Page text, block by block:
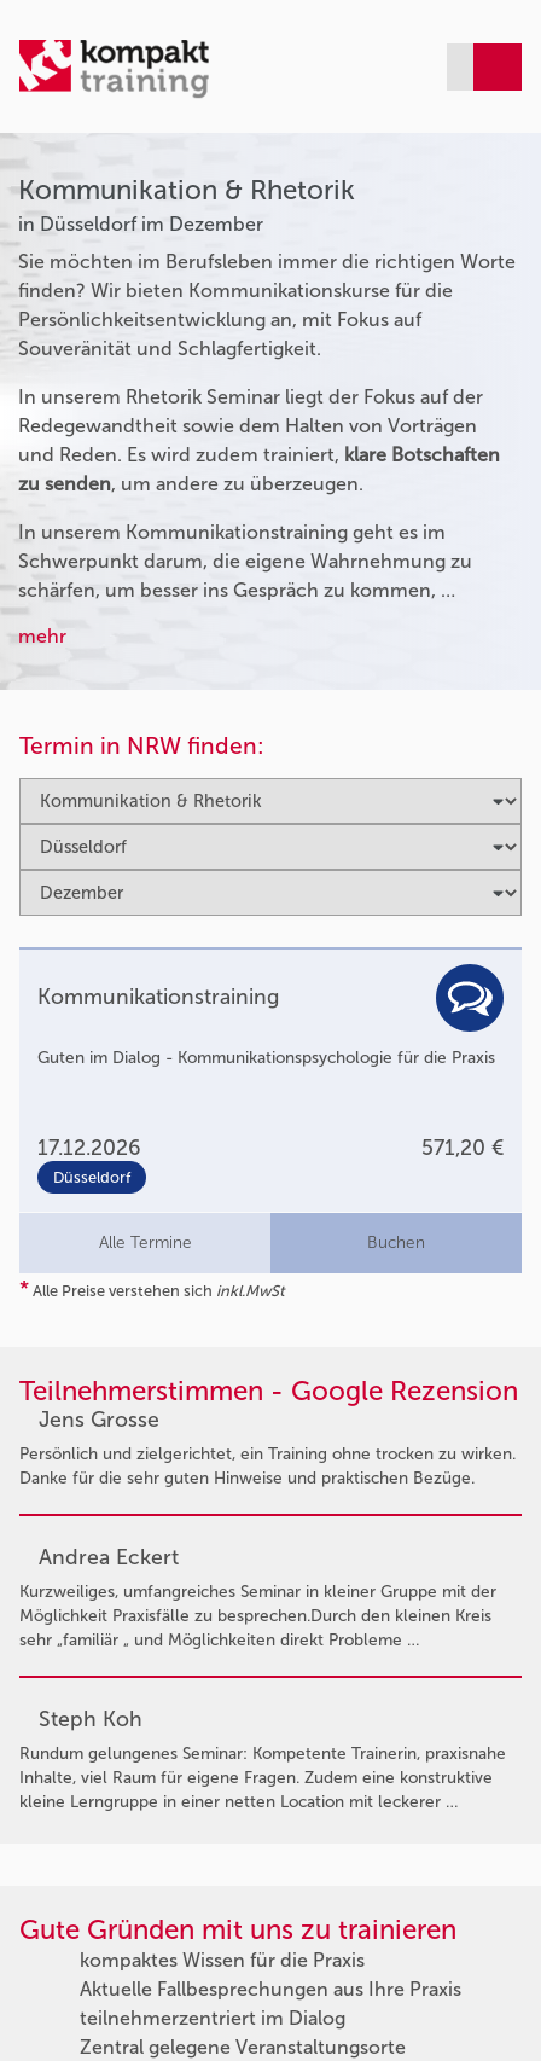
Kommunikation & Rhetorik
in Düsseldorf im Dezember
Sie möchten im Berufsleben immer die richtigen Worte
finden? Wir bieten Kommunikationskurse für die
Persönlichkeitsentwicklung an, mit Fokus auf
Souveränität und Schlagfertigkeit.
In unserem Rhetorik Seminar liegt der Fokus auf der
Redegewandtheit sowie dem Halten von Vorträgen
und Reden. Es wird zudem trainiert, klare Botschaften
zu senden, um andere zu überzeugen.
In unserem Kommunikationstraining geht es im
Schwerpunkt darum, die eigene Wahrnehmung zu
schärfen, um besser ins Gespräch zu kommen, …
mehr
Termin in NRW finden:
Kommunikationstraining
Guten im Dialog - Kommunikationspsychologie für die Praxis
17.12.2026 571,20 €
Düsseldorf
Alle Termine Buchen
* Alle Preise verstehen sich inkl.MwSt
Teilnehmerstimmen - Google Rezension
Jens Grosse
Persönlich und zielgerichtet, ein Training ohne trocken zu wirken.
Danke für die sehr guten Hinweise und praktischen Bezüge.
Andrea Eckert
Kurzweiliges, umfangreiches Seminar in kleiner Gruppe mit der
Möglichkeit Praxisfälle zu besprechen.Durch den kleinen Kreis
sehr „familiär „ und Möglichkeiten direkt Probleme …
Steph Koh
Rundum gelungenes Seminar: Kompetente Trainerin, praxisnahe
Inhalte, viel Raum für eigene Fragen. Zudem eine konstruktive
kleine Lerngruppe in einer netten Location mit leckerer …
Gute Gründen mit uns zu trainieren
kompaktes Wissen für die Praxis
Aktuelle Fallbesprechungen aus Ihre Praxis
teilnehmerzentriert im Dialog
Zentral gelegene Veranstaltungsorte